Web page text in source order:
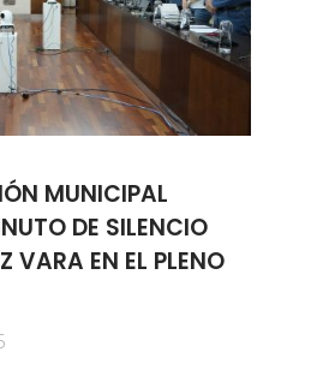
MUNICIPAL
DE SILENCIO
VARA EN EL PLENO